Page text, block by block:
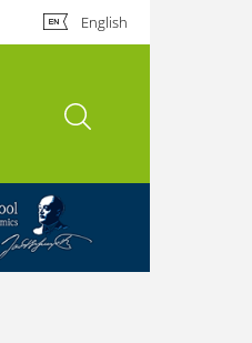
English
Suche öffnen